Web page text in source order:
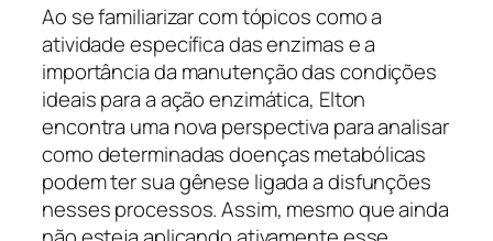
Ao se familiarizar com tópicos como a
atividade específica das enzimas e a
importância da manutenção das condições
ideais para a ação enzimática, Elton
encontra uma nova perspectiva para analisar
como determinadas doenças metabólicas
podem ter sua gênese ligada a disfunções
nesses processos. Assim, mesmo que ainda